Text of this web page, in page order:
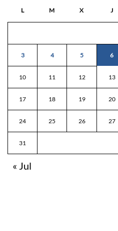
L M X J
3 4 5 6
10 11 12 13
17 18 19 20
24 25 26 27
31
« Jul